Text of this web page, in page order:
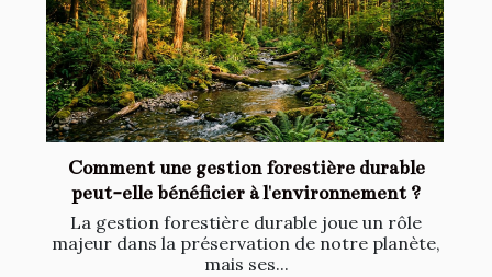
Comment une gestion forestière durable
peut-elle bénéficier à l'environnement ?
La gestion forestière durable joue un rôle
majeur dans la préservation de notre planète,
mais ses...